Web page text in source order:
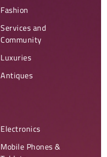
Fashion
Services and
Community
Luxuries
Antiques
Electronics
Mobile Phones &